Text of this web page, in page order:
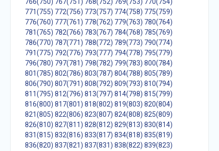
771(755) 772(756) 773(757) 774(758) 775(759)
776(760) 777(761) 778(762) 779(763) 780(764)
781(765) 782(766) 783(767) 784(768) 785(769)
786(770) 787(771) 788(772) 789(773) 790(774)
791(775) 792(776) 793(777) 794(778) 795(779)
796(780) 797(781) 798(782) 799(783) 800(784)
801(785) 802(786) 803(787) 804(788) 805(789)
806(790) 807(791) 808(792) 809(793) 810(794)
811(795) 812(796) 813(797) 814(798) 815(799)
816(800) 817(801) 818(802) 819(803) 820(804)
821(805) 822(806) 823(807) 824(808) 825(809)
826(810) 827(811) 828(812) 829(813) 830(814)
831(815) 832(816) 833(817) 834(818) 835(819)
836(820) 837(821) 837(831) 838(822) 839(823)